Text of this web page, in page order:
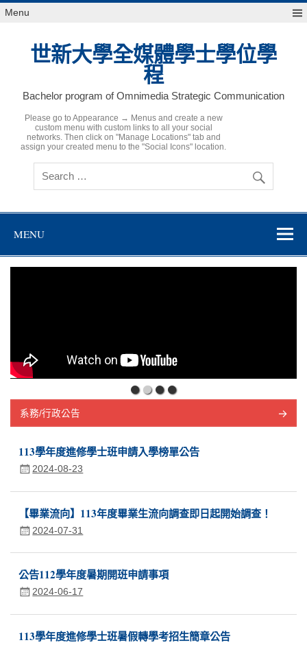
Skip
toMenu
世新大學全媒體學士學位學
程
Bachelor program of Omnimedia Strategic Communication
Please go to Appearance → Menus and create a new
custom menu with custom links to all your social
networks. Then click on "Manage Locations" tab and
assign your created menu to the "Social Icons" location.
MENU
系務/行政公告
113學年度進修學士班申請入學榜單公告
2024-08-23
【畢業流向】113年度畢業生流向調查即日起開始調查！
2024-07-31
公告112學年度暑期開班申請事項
2024-06-17
113學年度進修學士班暑假轉學考招生簡章公告